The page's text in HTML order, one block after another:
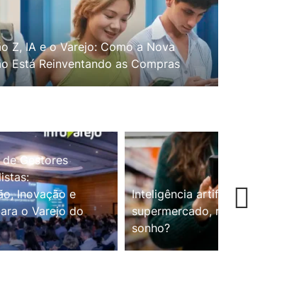
Z, IA e o Varejo: Como a Nova
Está Reinventando as Compras
Gestores
Inovação e
o Varejo do
Inteligência artificial no
supermercado, realidade ou
sonho?